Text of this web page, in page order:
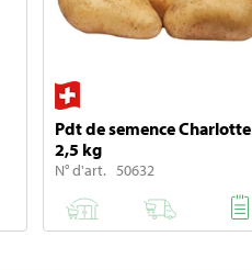
Pdt de semence Charlotte
2,5 kg
N° d'art. 50632